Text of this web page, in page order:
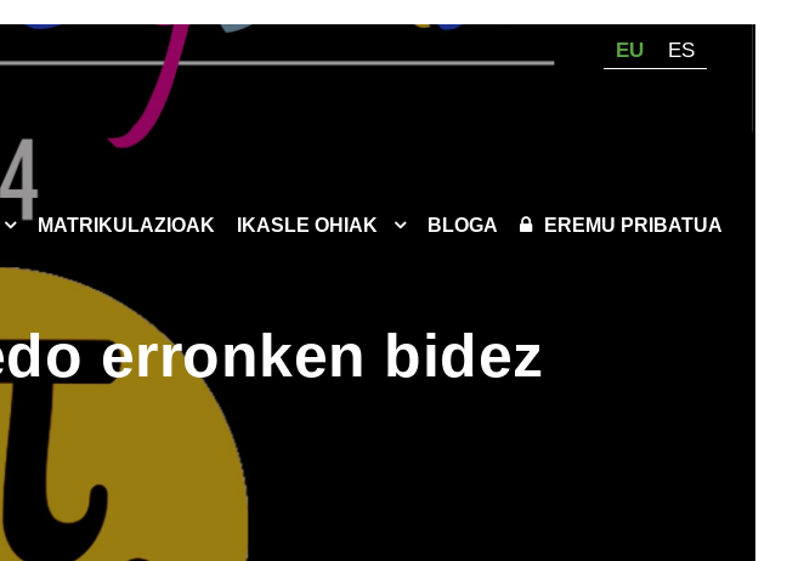
EU ES
MATRIKULAZIOAK IKASLE OHIAK BLOGA EREMU PRIBATUA
erronken bidez